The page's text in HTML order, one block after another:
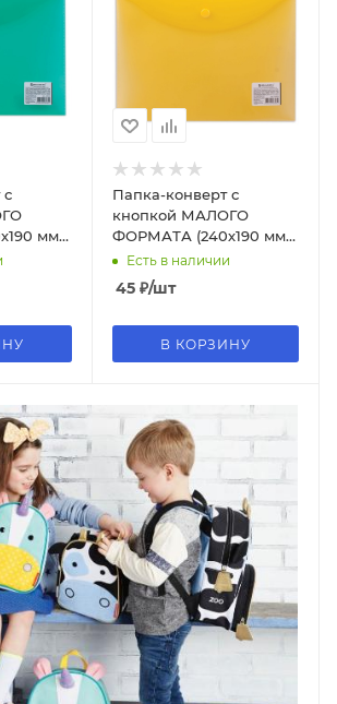
с
мм),
мм,
Папка-конверт с
кнопкой МАЛОГО
ФОРМАТА (240х190 мм),
А5 желтая, 0,18 мм,
BRAUBERG,224028
Есть в наличии
45 ₽/шт
В КОРЗИНУ